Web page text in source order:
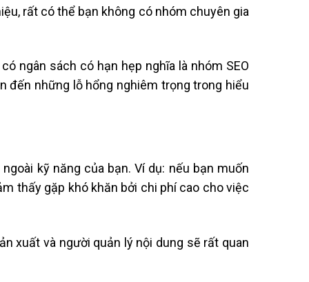
rất có thể bạn không có nhóm chuyên gia
ngân sách có hạn hẹp nghĩa là nhóm SEO
đến những lỗ hổng nghiêm trọng trong hiểu
kỹ năng của bạn. Ví dụ: nếu bạn muốn
thấy gặp khó khăn bởi chi phí cao cho việc
xuất và người quản lý nội dung sẽ rất quan